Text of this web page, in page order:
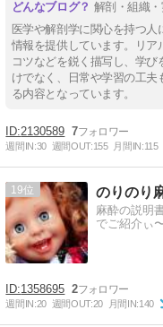
解剖・組織
医学や解剖学に関心を持つ
情報を提供しています。リア
コツなどを鋭く描写し、学
けでなく、日常や学習の工夫
る内容となっています。
2130589 7
週間IN:30 週間OUT:155 月間IN:115
19 のりのり
麻酔の説明
でご紹介ぃ
1358695 2
週間IN:20 週間OUT:20 月間IN:140